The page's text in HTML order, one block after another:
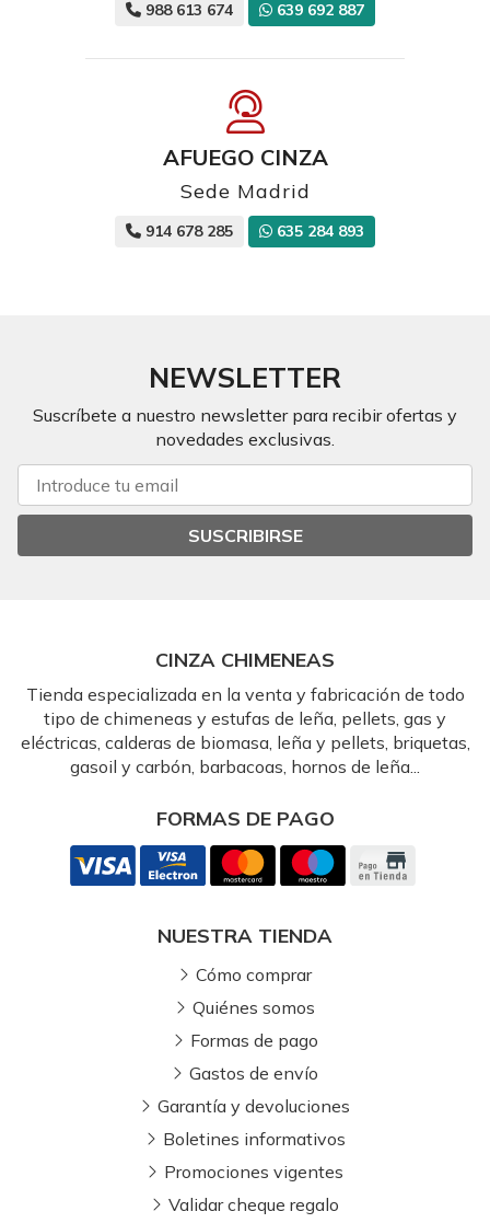
988 613 674 639 692 887
AFUEGO CINZA
Sede Madrid
914 678 285 635 284 893
NEWSLETTER
Suscríbete a nuestro newsletter para recibir ofertas y
novedades exclusivas.
SUSCRIBIRSE
CINZA CHIMENEAS
Tienda especializada en la venta y fabricación de todo
tipo de chimeneas y estufas de leña, pellets, gas y
eléctricas, calderas de biomasa, leña y pellets, briquetas,
gasoil y carbón, barbacoas, hornos de leña...
FORMAS DE PAGO
NUESTRA TIENDA
Cómo comprar
Quiénes somos
Formas de pago
Gastos de envío
Garantía y devoluciones
Boletines informativos
Promociones vigentes
Validar cheque regalo